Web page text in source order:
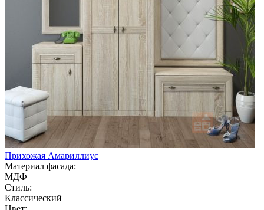
Прихожая Амариллиус
Материал фасада:
МДФ
Стиль:
Классический